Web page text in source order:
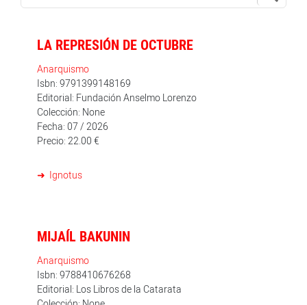
LA REPRESIÓN DE OCTUBRE
Anarquismo
Isbn: 9791399148169
Editorial: Fundación Anselmo Lorenzo
Colección: None
Fecha: 07 / 2026
Precio: 22.00 €
Ignotus
MIJAÍL BAKUNIN
Anarquismo
Isbn: 9788410676268
Editorial: Los Libros de la Catarata